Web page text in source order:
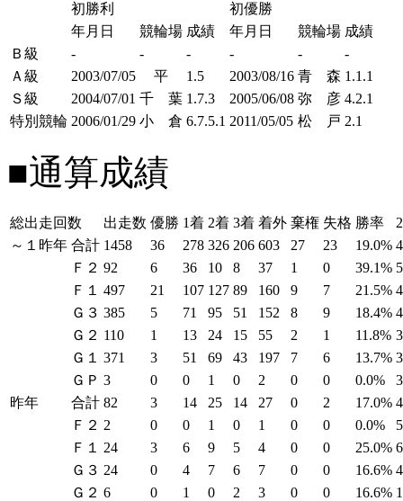
初勝利
初優勝
年月日
競輪場 成績 年月日 競輪場 成績
Ｂ級
- - - - -
-
Ａ級
2003/07/05 平 1.5 2003/08/16 青 森 1.1.1
Ｓ級
2004/07/01 千 葉 1.7.3 2005/06/08 弥 彦 4.2.1
特別競輪 2006/01/29 小 倉 6.7.5.1 2011/05/05 松 戸 2.1
■通算成績
総出走回数 出走数 優勝 1着 2着 3着 着外 棄権 失格 勝率
～１昨年 合計 1458 36 278 326 206 603 27 23 19.0%
Ｆ２ 92 6 36 10 8 37 1 0 39.1%
Ｆ１
497 21 107 127 89 160 9 7 21.5%
Ｇ３ 385 5 71 95 51 152 8 9 18.4%
Ｇ２ 110 1 13 24 15 55 2 1 11.8%
Ｇ１
371 3 51 69 43 197 7 6 13.7%
ＧＰ 3 0 0 1 0 2 0 0 0.0%
昨年
合計 82 3 14 25 14 27 0 2 17.0%
Ｆ２ 2 0 0 1 0 1 0 0 0.0%
Ｆ１
24 3 6 9 5 4 0 0 25.0%
Ｇ３ 24 0 4 7 6 7 0 0 16.6%
Ｇ２ 6 0 1 0 2 3 0 0 16.6%